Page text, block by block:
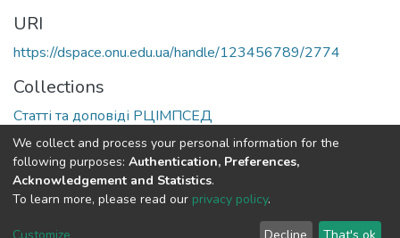
URI
https://dspace.onu.edu.ua/handle/123456789/2774
Collections
Статті та доповіді РЦІМПСЕД
Full item page
DSpace software copyright © 2009-2026
Cookie End User Send
We collect and process your personal information for the
following purposes: Authentication, Preferences,
Acknowledgement and Statistics.
To learn more, please read our privacy policy.